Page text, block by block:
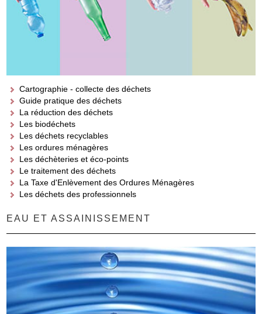
Cartographie - collecte des déchets
Guide pratique des déchets
La réduction des déchets
Les biodéchets
Les déchets recyclables
Les ordures ménagères
Les déchèteries et éco-points
Le traitement des déchets
La Taxe d'Enlèvement des Ordures Ménagères
Les déchets des professionnels
EAU ET ASSAINISSEMENT